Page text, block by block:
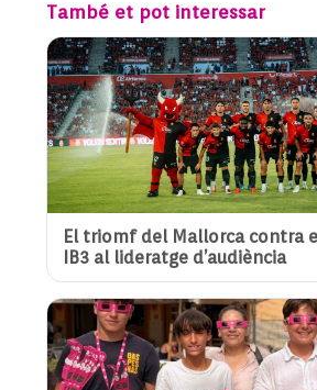
També et pot interessar
El triomf del Mallorca contra
IB3 al lideratge d’audiència